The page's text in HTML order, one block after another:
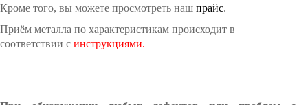
Кроме того, вы можете просмотреть нашпрайс.
Приём металла по характеристикам происходит в
соответствии синструкциями.